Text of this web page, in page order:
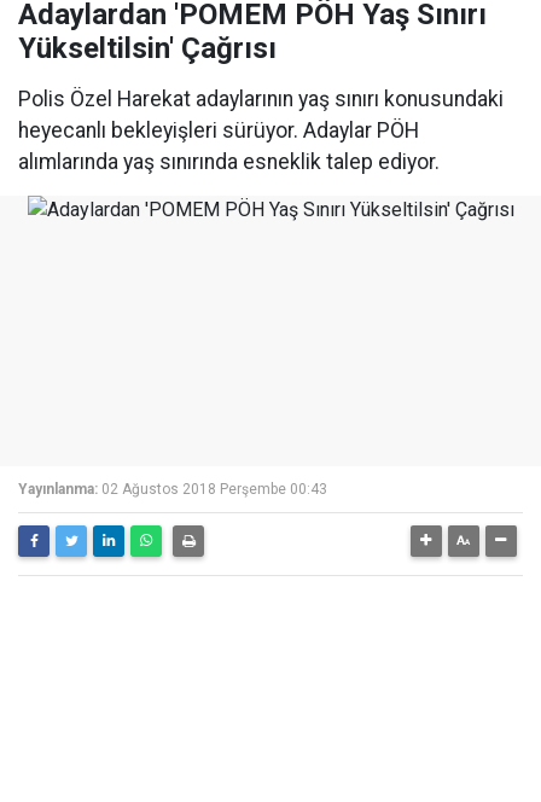
Adaylardan 'POMEM PÖH Yaş Sınırı
Yükseltilsin' Çağrısı
Polis Özel Harekat adaylarının yaş sınırı konusundaki
heyecanlı bekleyişleri sürüyor. Adaylar PÖH
alımlarında yaş sınırında esneklik talep ediyor.
Yayınlanma: 02 Ağustos 2018 Perşembe 00:43